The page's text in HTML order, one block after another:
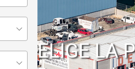
ELIGE LA